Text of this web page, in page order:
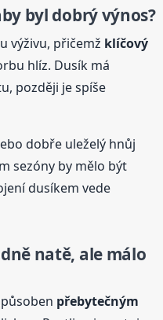
byl dobrý výnos?
výživu, přičemž klíčový
hlíz. Dusík má
později je spíše
dobře uleželý hnůj
sezóny by mělo být
dusíkem vede
natě, ale málo
přebytečným